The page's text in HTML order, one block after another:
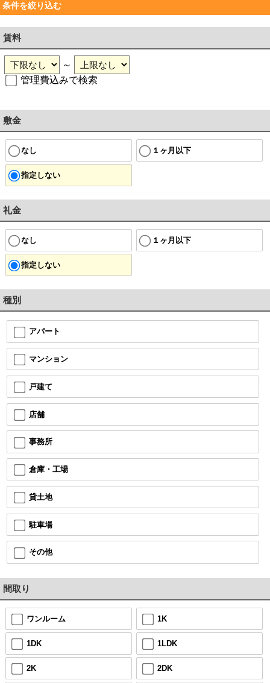
条件を絞り込む
賃料
～
管理費込みで検索
敷金
なし １ヶ月以下
指定しない
礼金
なし １ヶ月以下
指定しない
種別
アパート
マンション
戸建て
店舗
事務所
倉庫・工場
貸土地
駐車場
その他
間取り
ワンルーム 1K
1DK 1LDK
2K 2DK